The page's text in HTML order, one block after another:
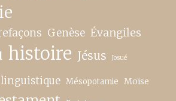
Genèse Évangiles
histoire Jésus Josué
linguistique Mésopotamie Moïse